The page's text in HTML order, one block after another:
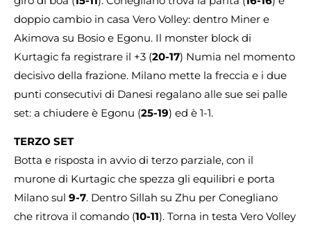
doppio cambio in casa Vero Volley: dentro Miner e
Akimova su Bosio e Egonu. Il monster block di
Kurtagic fa registrare il +3 (20-17) Numia nel momento
decisivo della frazione. Milano mette la freccia e i due
punti consecutivi di Danesi regalano alle sue sei palle
set: a chiudere è Egonu (25-19) ed è 1-1.
TERZO SET
Botta e risposta in avvio di terzo parziale, con il
murone di Kurtagic che spezza gli equilibri e porta
Milano sul 9-7. Dentro Sillah su Zhu per Conegliano
che ritrova il comando (10-11). Torna in testa Vero Volley